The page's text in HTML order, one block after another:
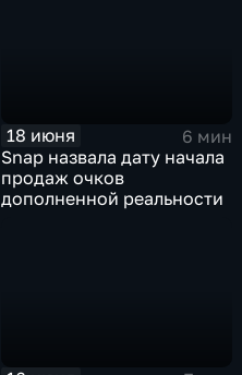
18 июня
6 мин
Snap назвала дату начала
продаж очков
дополненной реальности